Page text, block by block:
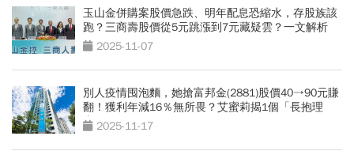
玉山金併購案股價急跌、明年配息恐縮水，存股族該
跑？三商壽股價從5元跳漲到7元藏疑雲？一文解析
2025-11-07
別人疫情囤泡麵，她搶富邦金(2881)股價40→90元賺
翻！獲利年減16％無所畏？艾蜜莉揭1個「長抱理
由」2025-11-17